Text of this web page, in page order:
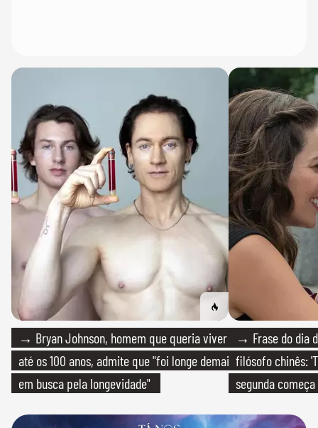
→ Bryan Johnson, homem que queria viver
até os 100 anos, admite que "foi longe demais
em busca pela longevidade"
→ Frase do dia
filósofo chinês:
segunda